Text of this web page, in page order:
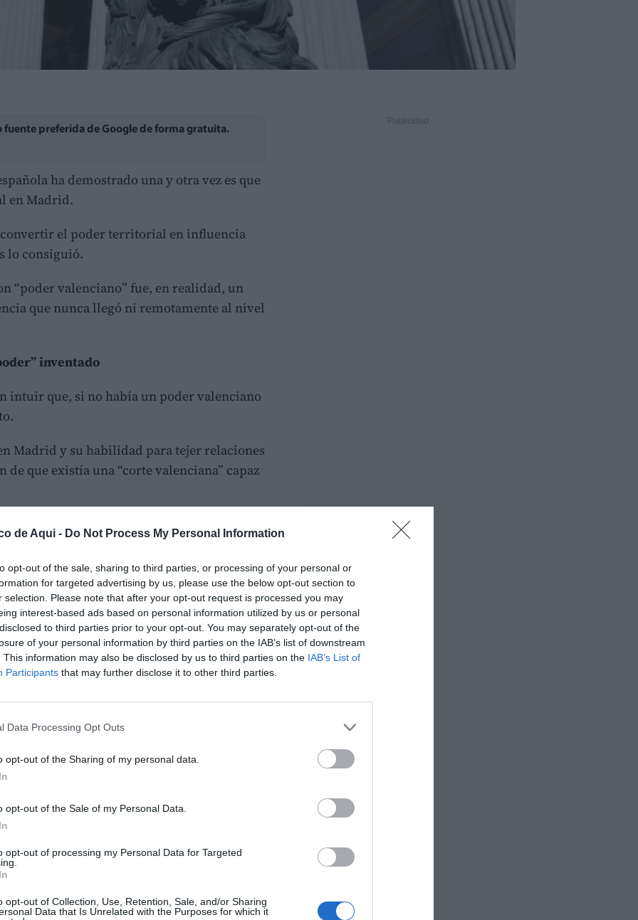
de Aqui - Do Not Process My Personal Information
opt-out of the sale, sharing to third parties, or processing of your personal or
for targeted advertising by us, please use the below opt-out section to
selection. Please note that after your opt-out request is processed you may
interest-based ads based on personal information utilized by us or personal
to third parties prior to your opt-out. You may separately opt-out of the
of your personal information by third parties on the IAB’s list of downstream
This information may also be disclosed by us to third parties on the IAB’s List of
Participants that may further disclose it to other third parties.
Data Processing Opt Outs
opt-out of the Sharing of my personal data.
opt-out of the Sale of my Personal Data.
opt-out of processing my Personal Data for Targeted
opt-out of Collection, Use, Retention, Sale, and/or Sharing
Data that Is Unrelated with the Purposes for which it
fuente preferida de Google de forma gratuita.
ha demostrado una y otra vez es que
en Madrid.
convertir el poder territorial en influencia
lo consiguió.
“poder valenciano” fue, en realidad, un
que nunca llegó ni remotamente al nivel
inventado
intuir que, si no había un poder valenciano
Madrid y su habilidad para tejer relaciones
que existía una “corte valenciana” capaz
detrás.
como el catalán.
dentro del Estado.
En cuanto él cayó políticamente, la
humo. Propaganda y paniaguados.
la fórmula:
fuerte” en Madrid.
con uno de los mayores presupuestos del
Nada. Miraba por sus intereses.
vendieron que por fin había un
LO MÁS LEÍDO